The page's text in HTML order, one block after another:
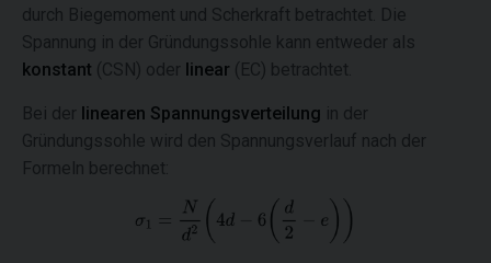
durch Biegemoment und Scherkraft betrachtet. Die
Spannung in der Gründungssohle kann entweder als
konstant (CSN) oder linear (EC) betrachtet.
Bei der linearen Spannungsverteilung in der
Gründungssohle wird den Spannungsverlauf nach der
Formeln berechnet: